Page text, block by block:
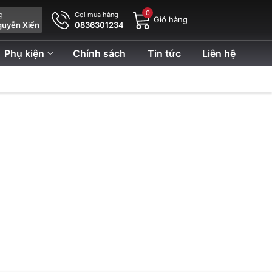
Xiển
Gọi mua hàng
0836301234
0
Giỏ hàng
Phụ kiện Chính sách Tin tức Liên hệ